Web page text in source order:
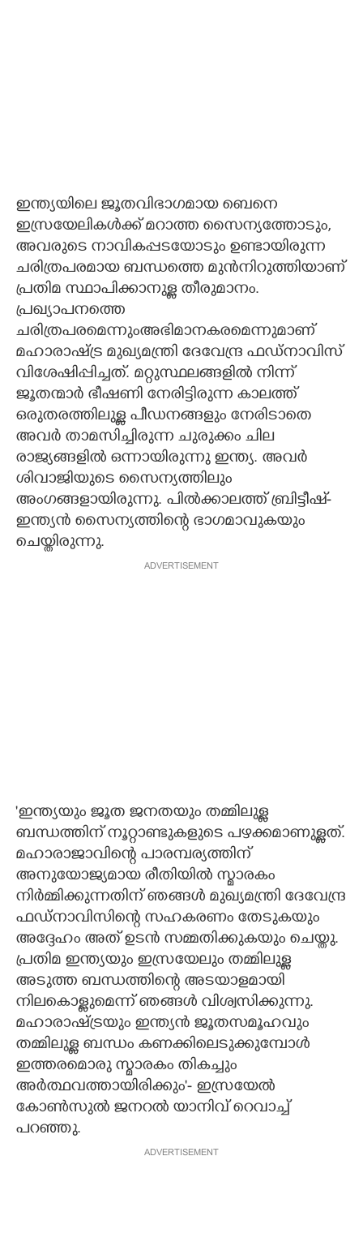
ഇന്ത്യയിലെ ജൂതവിഭാഗമായ ബെനെ
ഇസ്രയേലികൾക്ക് മറാത്ത സൈന്യത്തോടും,
അവരുടെ നാവികപ്പടയോടും ഉണ്ടായിരുന്ന
ചരിത്രപരമായ ബന്ധത്തെ മുൻനിറുത്തിയാണ്
പ്രതിമ സ്ഥാപിക്കാനുള്ള തീരുമാനം.
പ്രഖ്യാപനത്തെ
ചരിത്രപരമെന്നുംഅഭിമാനകരമെന്നുമാണ്
മഹാരാഷ്ട്ര മുഖ്യമന്ത്രി ദേവേന്ദ്ര ഫഡ്നാവിസ്
വിശേഷിപ്പിച്ചത്. മറ്റുസ്ഥലങ്ങളിൽ നിന്ന്
ജൂതന്മാർ ഭീഷണി നേരിട്ടിരുന്ന കാലത്ത്
ഒരുതരത്തിലുള്ള പീഡനങ്ങളും നേരിടാതെ
അവർ താമസിച്ചിരുന്ന ചുരുക്കം ചില
രാജ്യങ്ങളിൽ ഒന്നായിരുന്നു ഇന്ത്യ. അവർ
ശിവാജിയുടെ സൈന്യത്തിലും
അംഗങ്ങളായിരുന്നു. പിൽക്കാലത്ത് ബ്രിട്ടീഷ്-
ഇന്ത്യൻ സൈന്യത്തിന്റെ ഭാഗമാവുകയും
ചെയ്തിരുന്നു.
ADVERTISEMENT
'ഇന്ത്യയും ജൂത ജനതയും തമ്മിലുള്ള
ബന്ധത്തിന് നൂറ്റാണ്ടുകളുടെ പഴക്കമാണുള്ളത്.
മഹാരാജാവിന്റെ പാരമ്പര്യത്തിന്
അനുയോജ്യമായ രീതിയിൽ സ്മാരകം
നിർമ്മിക്കുന്നതിന് ഞങ്ങൾ മുഖ്യമന്ത്രി ദേവേന്ദ്ര
ഫഡ്നാവിസിന്റെ സഹകരണം തേടുകയും
അദ്ദേഹം അത് ഉടൻ സമ്മതിക്കുകയും ചെയ്തു.
പ്രതിമ ഇന്ത്യയും ഇസ്രയേലും തമ്മിലുള്ള
അടുത്ത ബന്ധത്തിന്റെ അടയാളമായി
നിലകൊള്ളുമെന്ന് ഞങ്ങൾ വിശ്വസിക്കുന്നു.
മഹാരാഷ്ട്രയും ഇന്ത്യൻ ജൂതസമൂഹവും
തമ്മിലുള്ള ബന്ധം കണക്കിലെടുക്കുമ്പോൾ
ഇത്തരമൊരു സ്മാരകം തികച്ചും
അർത്ഥവത്തായിരിക്കും'- ഇസ്രയേൽ
കോൺസുൽ ജനറൽ യാനിവ് റെവാച്ച്
പറഞ്ഞു.
ADVERTISEMENT